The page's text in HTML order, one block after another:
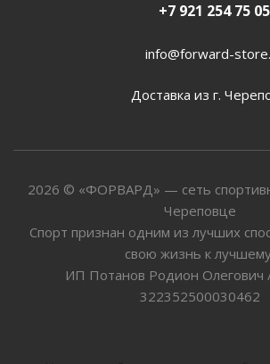
+7 921 254 75 05
info@forward-
Доставка из г.
2026 © «ФОРВАРД» — сеть
Череповце
Спорт признан одним из лучших
свою жизнь к
ИП Потанов Родион
322352500030462